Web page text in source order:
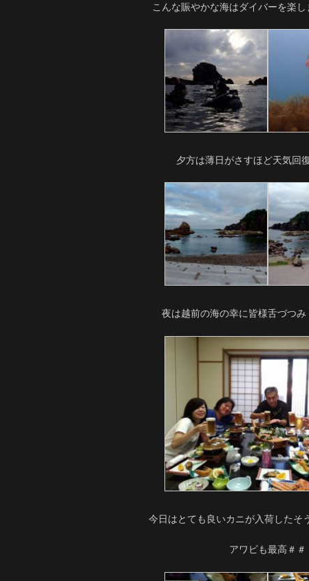
こんな賑やかな海はダイバーを楽し
夕方は薄日がさすほど天気回
夜は越前の海の幸に皆様舌づつ
今日はとても良いカニが入荷したそ
アワビも最高＃＃